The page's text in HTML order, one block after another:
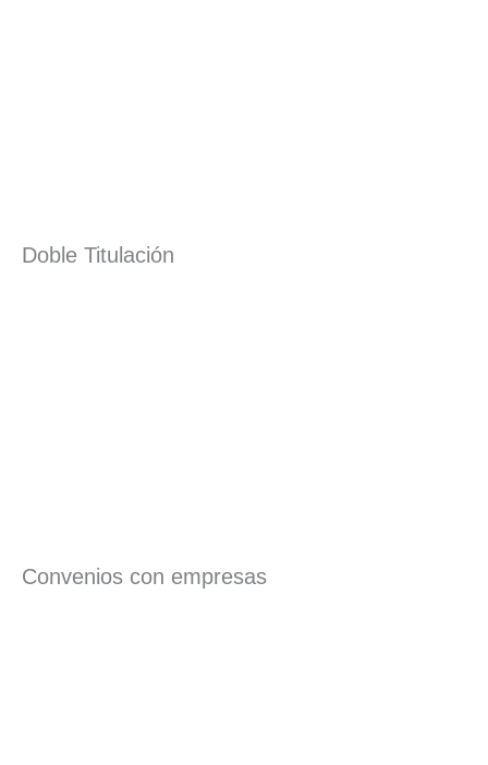
Doble Titulación
Convenios con empresas